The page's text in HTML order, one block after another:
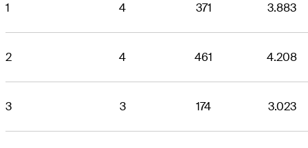
1 4 371 3.883
2 4 461 4.208
3 3 174 3.023